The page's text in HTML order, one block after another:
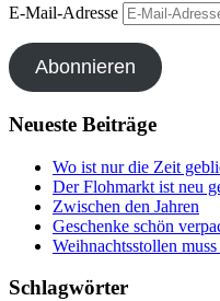
E-Mail-Adresse
Abonnieren
Neueste Beiträge
Wo ist nur die Zeit
Der Flohmarkt ist neu
Zwischen den Jahren
Geschenke schön
Weihnachtsstollen muss
Schlagwörter